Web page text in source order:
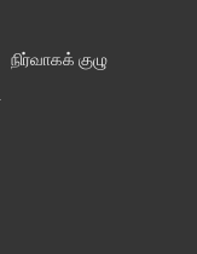
நிர்வாகக் குழு